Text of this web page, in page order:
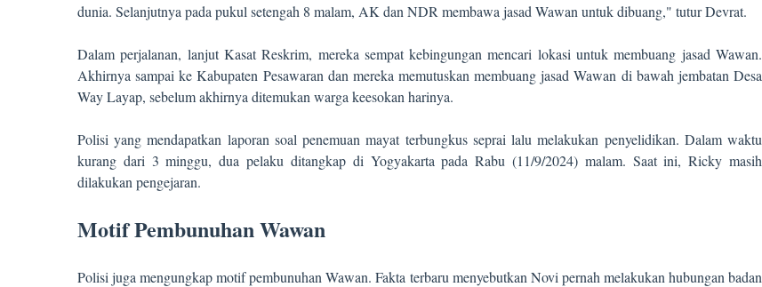
dunia. Selanjutnya pada pukul setengah 8 malam, AK dan NDR membawa jasad Wawan untuk dibuang," tutur Devrat.
Dalam perjalanan, lanjut Kasat Reskrim, mereka sempat kebingungan mencari lokasi untuk membuang jasad Wawan.
Akhirnya sampai ke Kabupaten Pesawaran dan mereka memutuskan membuang jasad Wawan di bawah jembatan Desa
Way Layap, sebelum akhirnya ditemukan warga keesokan harinya.
Polisi yang mendapatkan laporan soal penemuan mayat terbungkus seprai lalu melakukan penyelidikan. Dalam waktu
kurang dari 3 minggu, dua pelaku ditangkap di Yogyakarta pada Rabu (11/9/2024) malam. Saat ini, Ricky masih
dilakukan pengejaran.
Motif Pembunuhan Wawan
Polisi juga mengungkap motif pembunuhan Wawan. Fakta terbaru menyebutkan Novi pernah melakukan hubungan badan